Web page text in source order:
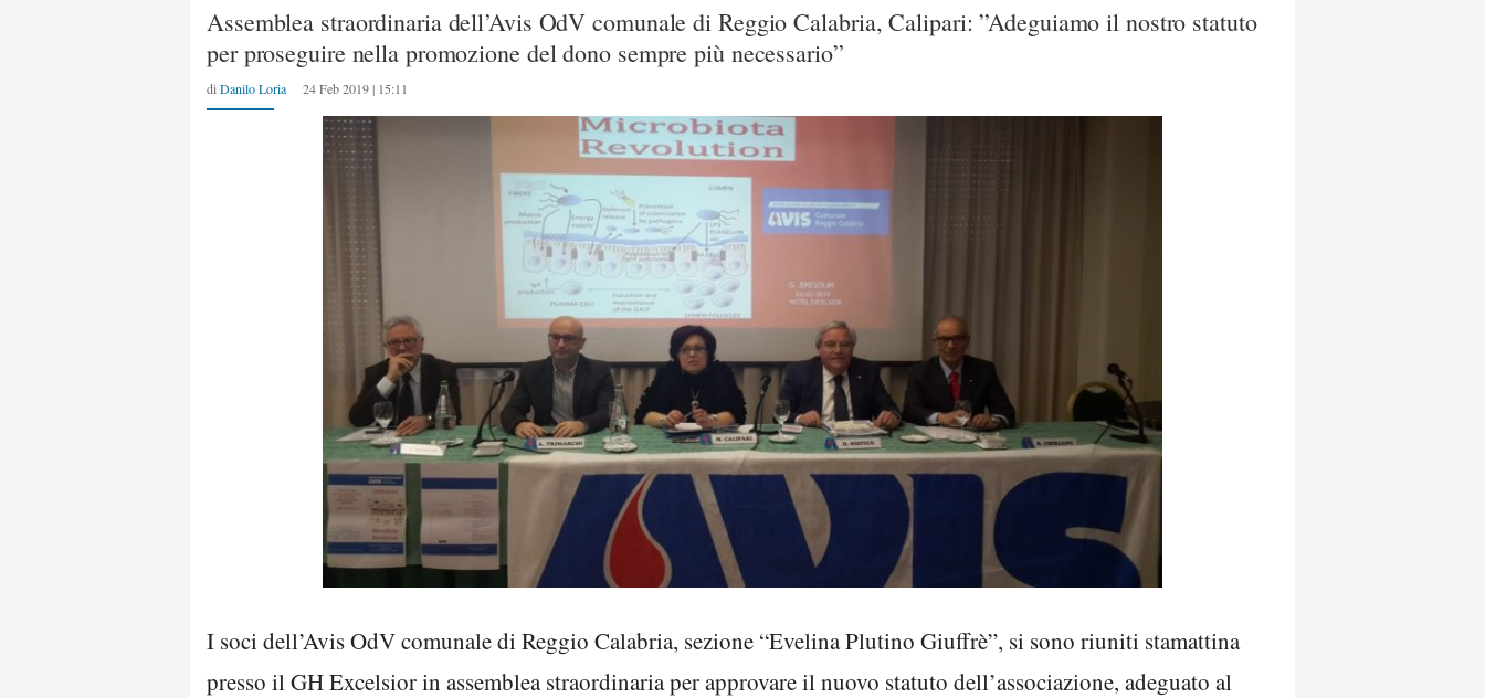
Assemblea straordinaria dell’Avis OdV comunale di Reggio Calabria, Calipari: ”Adeguiamo il nostro statuto
per proseguire nella promozione del dono sempre più necessario”
di Danilo Loria 24 Feb 2019 | 15:11
I soci dell’Avis OdV comunale di Reggio Calabria, sezione “Evelina Plutino Giuffrè”, si sono riuniti stamattina
presso il GH Excelsior in assemblea straordinaria per approvare il nuovo statuto dell’associazione, adeguato al